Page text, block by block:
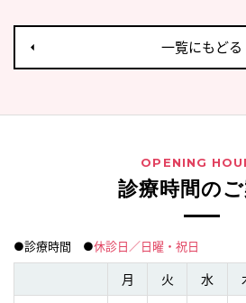
一覧にもどる
OPENING
診療時間の
●診療時間 ●休診日／日曜・祝日
月 火 水